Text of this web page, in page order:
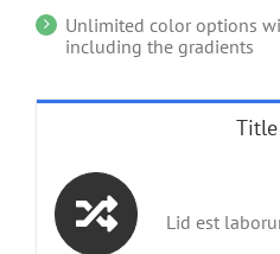
Unlimited color options
including the gradients
Lid est